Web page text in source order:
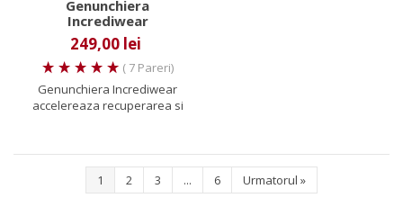
Genunchiera
Incrediwear
249,00 lei
( 7 Pareri)
Genunchiera Incrediwear
accelereaza recuperarea si
1 2 3 ... 6 Urmatorul »